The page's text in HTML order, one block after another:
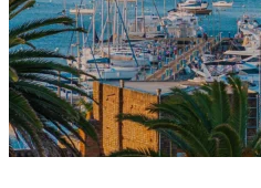
Fale Conosco